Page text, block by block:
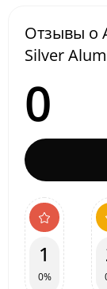
Отзывы о
Silver
0
1
0%